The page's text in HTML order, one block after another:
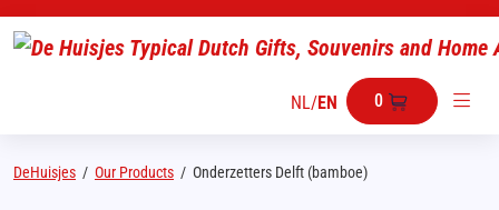
NL/EN 0
DeHuisjes / Our Products / Onderzetters Delft (bamboe)